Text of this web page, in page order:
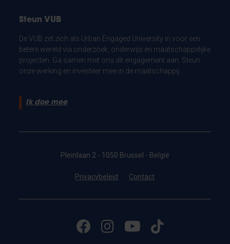
Steun VUB
De VUB zet zich als Urban Engaged University in voor een
betere wereld via onderzoek, onderwijs en maatschappelijke
projecten. Ga samen met ons dit engagement aan. Steun
onze werking en investeer mee in de maatschappij.
Ik doe mee
Pleinlaan 2 - 1050 Brussel - België
Privacybeleid Contact